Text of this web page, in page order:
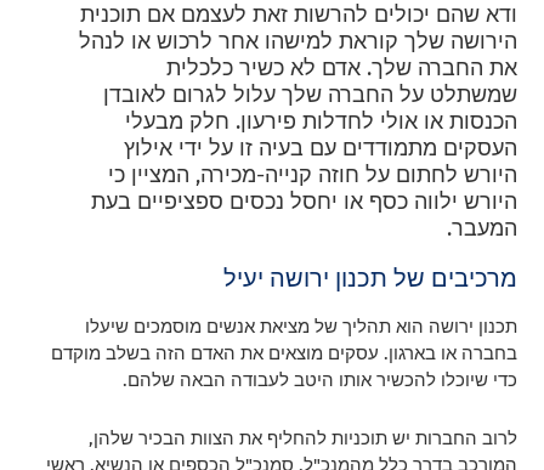
ודא שהם יכולים להרשות זאת לעצמם אם תוכנית
הירושה שלך קוראת למישהו אחר לרכוש או לנהל
את החברה שלך. אדם לא כשיר כלכלית
שמשתלט על החברה שלך עלול לגרום לאובדן
הכנסות או אולי לחדלות פירעון. חלק מבעלי
העסקים מתמודדים עם בעיה זו על ידי אילוץ
היורש לחתום על חוזה קנייה-מכירה, המציין כי
היורש ילווה כסף או יחסל נכסים ספציפיים בעת
המעבר.
מרכיבים של תכנון ירושה יעיל
תכנון ירושה הוא תהליך של מציאת אנשים מוסמכים שיעלו
בחברה או בארגון. עסקים מוצאים את האדם הזה בשלב מוקדם
כדי שיוכלו להכשיר אותו היטב לעבודה הבאה שלהם.
לרוב החברות יש תוכניות להחליף את הצוות הבכיר שלהן,
המורכב בדרך כלל מהמנכ"ל, סמנכ"ל הכספים או הנשיא. ראשי